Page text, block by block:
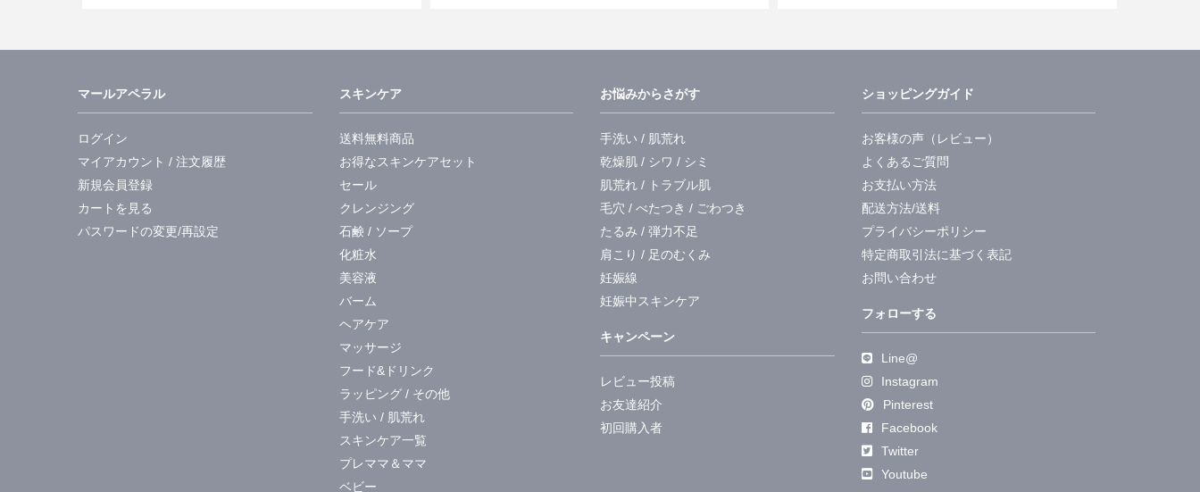
マールアペラル
ログイン
マイアカウント / 注文履歴
新規会員登録
カートを見る
パスワードの変更/再設定
スキンケア
送料無料商品
お得なスキンケアセット
セール
クレンジング
石鹸 / ソープ
化粧水
美容液
バーム
ヘアケア
マッサージ
フード&ドリンク
ラッピング / その他
手洗い / 肌荒れ
スキンケア一覧
プレママ＆ママ
ベビー
お悩みからさがす
手洗い / 肌荒れ
乾燥肌 / シワ / シミ
肌荒れ / トラブル肌
毛穴 / べたつき / ごわつき
たるみ / 弾力不足
肩こり / 足のむくみ
妊娠線
妊娠中スキンケア
キャンペーン
レビュー投稿
お友達紹介
初回購入者
ショッピングガイド
お客様の声（レビュー）
よくあるご質問
お支払い方法
配送方法/送料
プライバシーポリシー
特定商取引法に基づく表記
お問い合わせ
フォローする
Line@
Instagram
Pinterest
Facebook
Twitter
Youtube